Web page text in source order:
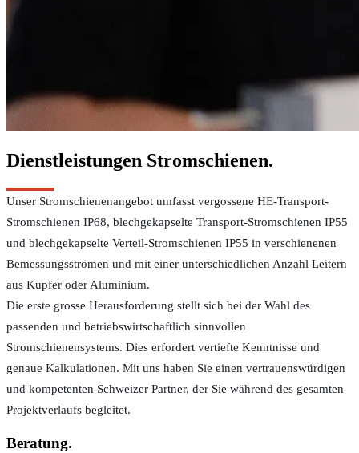
Dienstleistungen Stromschienen.
Unser Stromschienenangebot umfasst vergossene HE-Transport-
Stromschienen IP68, blechgekapselte Transport-Stromschienen IP55
und blechgekapselte Verteil-Stromschienen IP55 in verschienenen
Bemessungsströmen und mit einer unterschiedlichen Anzahl Leitern
aus Kupfer oder Aluminium.
Die erste grosse Herausforderung stellt sich bei der Wahl des
passenden und betriebswirtschaftlich sinnvollen
Stromschienensystems. Dies erfordert vertiefte Kenntnisse und
genaue Kalkulationen. Mit uns haben Sie einen vertrauenswürdigen
und kompetenten Schweizer Partner, der Sie während des gesamten
Projektverlaufs begleitet.
Beratung.